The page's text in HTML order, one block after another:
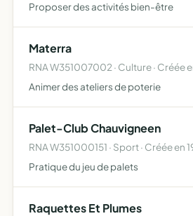
Proposer des activités bien-être
Materra
RNA W351007002 · Culture · Créée
Animer des ateliers de poterie
Palet-Club Chauvigneen
RNA W351000151 · Sport · Créée en
Pratique du jeu de palets
Raquettes Et Plumes